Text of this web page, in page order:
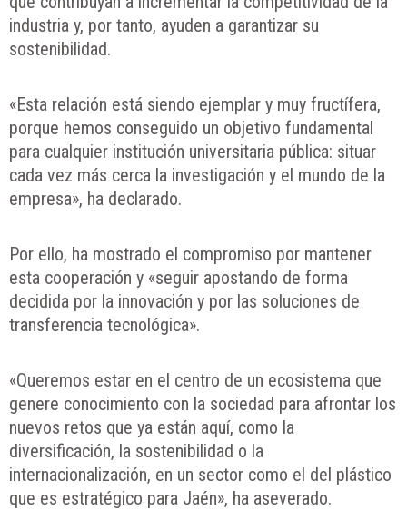
industria y, por tanto, ayuden a garantizar su
sostenibilidad.
«Esta relación está siendo ejemplar y muy fructífera,
porque hemos conseguido un objetivo fundamental
para cualquier institución universitaria pública: situar
cada vez más cerca la investigación y el mundo de la
empresa», ha declarado.
Por ello, ha mostrado el compromiso por mantener
esta cooperación y «seguir apostando de forma
decidida por la innovación y por las soluciones de
transferencia tecnológica».
«Queremos estar en el centro de un ecosistema que
genere conocimiento con la sociedad para afrontar los
nuevos retos que ya están aquí, como la
diversificación, la sostenibilidad o la
internacionalización, en un sector como el del plástico
que es estratégico para Jaén», ha aseverado.